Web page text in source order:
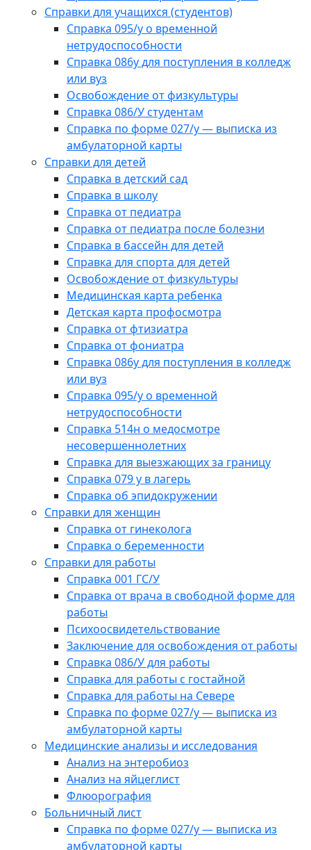
Справки для учащихся (студентов)
Справка 095/у о временной
нетрудоспособности
Справка 086у для поступления в колледж
или вуз
Освобождение от физкультуры
Справка 086/У студентам
Справка по форме 027/у — выписка из
амбулаторной карты
Справки для детей
Справка в детский сад
Справка в школу
Справка от педиатра
Справка от педиатра после болезни
Справка в бассейн для детей
Справка для спорта для детей
Освобождение от физкультуры
Медицинская карта ребенка
Детская карта профосмотра
Справка от фтизиатра
Справка от фониатра
Справка 086у для поступления в колледж
или вуз
Справка 095/у о временной
нетрудоспособности
Справка 514н о медосмотре
несовершеннолетних
Справка для выезжающих за границу
Справка 079 у в лагерь
Справка об эпидокружении
Справки для женщин
Справка от гинеколога
Справка о беременности
Справки для работы
Справка 001 ГС/У
Справка от врача в свободной форме для
работы
Психоосвидетельствование
Заключение для освобождения от работы
Справка 086/У для работы
Справка для работы с гостайной
Справка для работы на Севере
Справка по форме 027/у — выписка из
амбулаторной карты
Медицинские анализы и исследования
Анализ на энтеробиоз
Анализ на яйцеглист
Флюорография
Больничный лист
Справка по форме 027/у — выписка из
амбулаторной карты